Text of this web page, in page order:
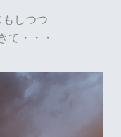
しつつ
て・・・